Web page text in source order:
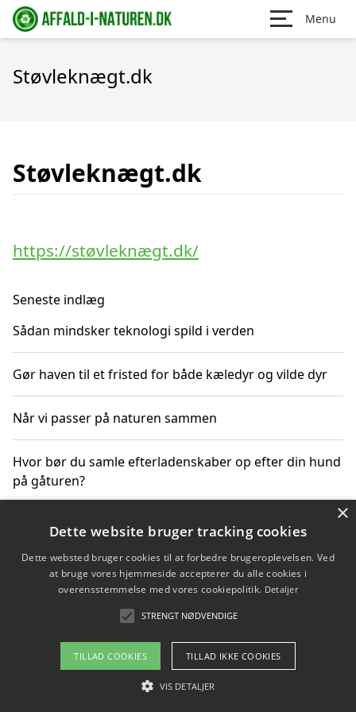
Menu
Støvleknægt.dk
Støvleknægt.dk
https://støvleknægt.dk/
Seneste indlæg
Sådan mindsker teknologi spild i verden
Gør haven til et fristed for både kæledyr og vilde dyr
Når vi passer på naturen sammen
Hvor bør du samle efterladenskaber op efter din hund
på gåturen?
Sådan rydder du effektivt op efter et stort event
Copyright 2026 - Pilanto Aps
Om / kontakt
Blog Betingelser
×
Dette website bruger tracking cookies
Dette websted bruger cookies til at forbedre brugeroplevelsen. Ved
at bruge vores hjemmeside accepterer du alle cookies i
overensstemmelse med vores cookiepolitik. Detaljer
STRENGT NØDVENDIGE
TILLAD COOKIES TILLAD IKKE COOKIES
VIS DETALJER